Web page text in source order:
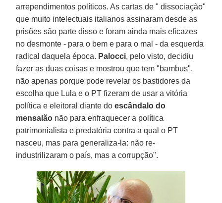
arrependimentos políticos. As cartas de " dissociação"
que muito intelectuais italianos assinaram desde as
prisões são parte disso e foram ainda mais eficazes
no desmonte - para o bem e para o mal - da esquerda
radical daquela época. Palocci, pelo visto, decidiu
fazer as duas coisas e mostrou que tem "bambus",
não apenas porque pode revelar os bastidores da
escolha que Lula e o PT fizeram de usar a vitória
política e eleitoral diante doescândalo do
mensalão não para enfraquecer a política
patrimonialista e predatória contra a qual o PT
nasceu, mas para generaliza-la: não re-
industrilizaram o país, mas a corrupção".